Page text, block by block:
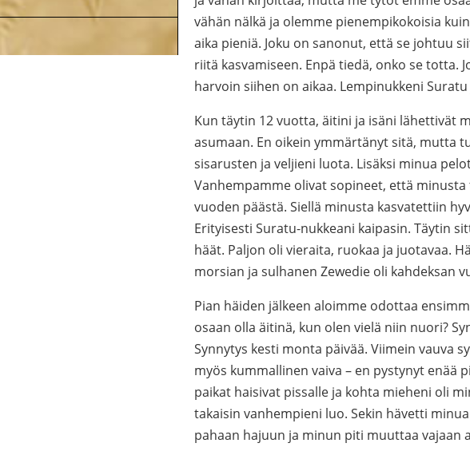
vähän nälkä ja olemme pienempikokoisia
aika pieniä. Joku on sanonut, että se johtuu
riitä kasvamiseen. Enpä tiedä, onko se totta.
harvoin siihen on aikaa. Lempinukkeni
Kun täytin 12 vuotta, äitini ja isäni lähettivät
asumaan. En oikein ymmärtänyt sitä, mutta
sisarusten ja veljieni luota. Lisäksi minua
Vanhempamme olivat sopineet, että
vuoden päästä. Siellä minusta kasvatettiin
Erityisesti Suratu-nukkeani kaipasin. Täytin
häät. Paljon oli vieraita, ruokaa ja juotavaa.
morsian ja sulhanen Zewedie oli kahdeksan
Pian häiden jälkeen aloimme odottaa
osaan olla äitinä, kun olen vielä niin nuori?
Synnytys kesti monta päivää. Viimein vauva
myös kummallinen vaiva – en pystynyt enää
paikat haisivat pissalle ja kohta mieheni oli
takaisin vanhempieni luo. Sekin hävetti
pahaan hajuun ja minun piti muuttaa vajaan